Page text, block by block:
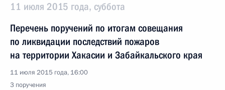
11 июля 2015 года, суббота
Перечень поручений по итогам совещания
по ликвидации последствий пожаров
на территории Хакасии и Забайкальского края
11 июля 2015 года, 16:00
3 поручения